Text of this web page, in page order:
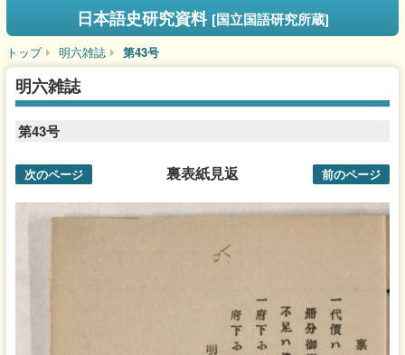
日本語史研究資料 [国立国語研究所蔵]
トップ 明六雑誌 第43号
明六雑誌
第43号
裏表紙見返
次のページ 前のページ